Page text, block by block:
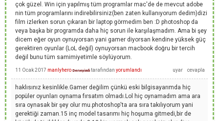
çok güzel. Win için yapılmış tüm programlar mac'de de mevcut adobe
nin tüm programlarını indirebilirsiniz(ben zaten kullanıyorum dedim)dizi
film izlerken sorun çıkaran bir laptop görmedim ben :D photoshop da
veya başka bir programda daha hiç sorun ile karşılaşmadım. Ama bi şey
dicem eğer oyun oynuyorsan yani gamer diyorsan kendine yüksek güç
gerektiren oyunlar (LoL değil) oynuyorsan macbook doğru bir tercih
değil bunu tüm samimiyetimle söylüyorum.
11 Ocak 2017 manlyhero Deneyimli tarafından yorumlandı
haklısınız kesinlikle.Gamer değilim çünkü eski bilgisayarımda hiç
popüler oyunları oynama fırsatım olmadı.Lol hiç oynamadım ama ara
sıra oynasak bir şey olur mu.photoshop'ta ara sıra takılıyorum yani
gerektiği zaman.15 inç model tasarımı hiç hoşuma gitmedi,bir de